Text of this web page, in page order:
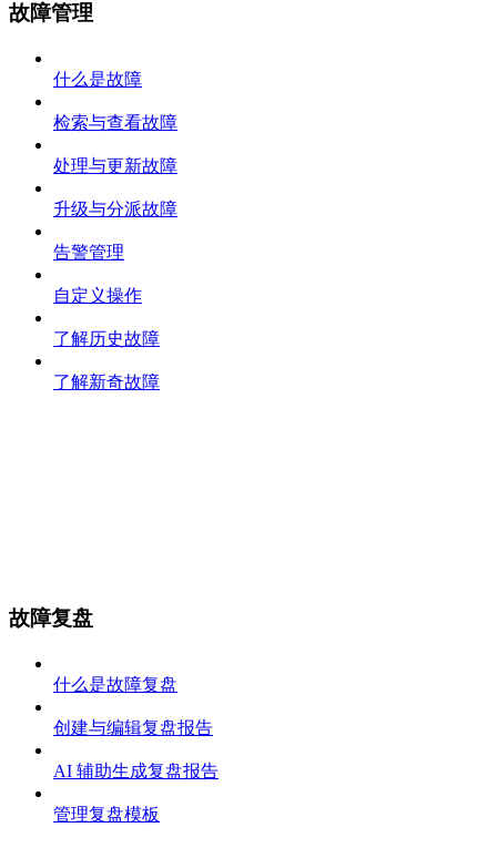
故障管理
什么是故障
检索与查看故障
处理与更新故障
升级与分派故障
告警管理
自定义操作
了解历史故障
了解新奇故障
故障复盘
什么是故障复盘
创建与编辑复盘报告
AI 辅助生成复盘报告
管理复盘模板